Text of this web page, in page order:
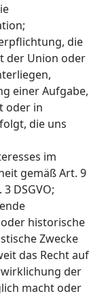
die
der Union oder
einer Aufgabe,
oder in
die uns
im
gemäß Art. 9
DSGVO;
historische
Zwecke
das Recht auf
der
macht oder